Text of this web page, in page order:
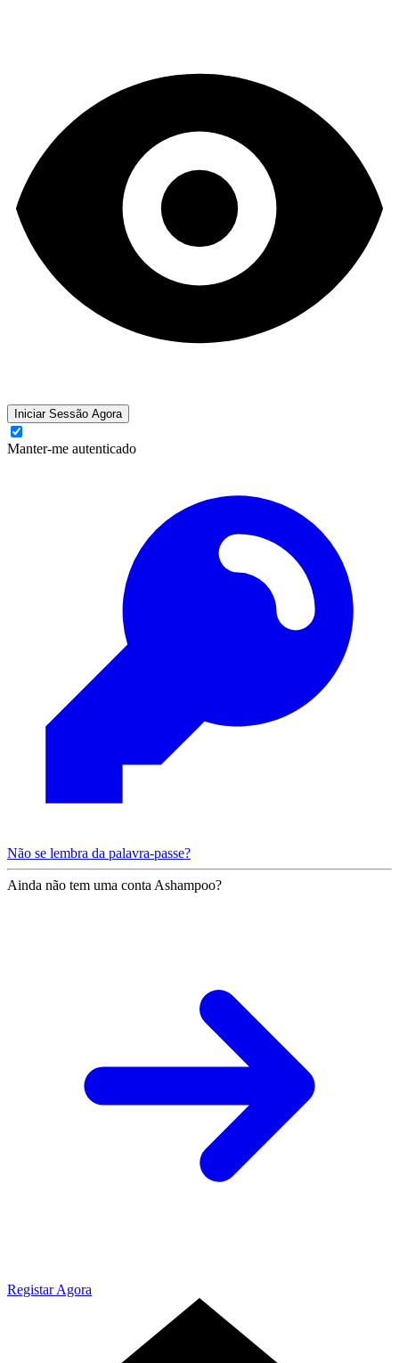
Iniciar Sessão Agora
Manter-me autenticado
Não se lembra da palavra-passe?
Ainda não tem uma conta Ashampoo?
Registar Agora